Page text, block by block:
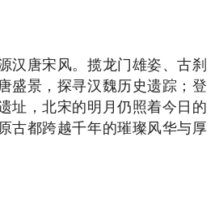
汉唐宋风。揽龙门雄姿、古刹
盛景，探寻汉魏历史遗踪；登
址，北宋的明月仍照着今日的
古都跨越千年的璀璨风华与厚